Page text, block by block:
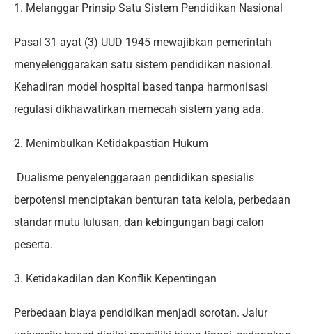
1. Melanggar Prinsip Satu Sistem Pendidikan Nasional
Pasal 31 ayat (3) UUD 1945 mewajibkan pemerintah
menyelenggarakan satu sistem pendidikan nasional.
Kehadiran model hospital based tanpa harmonisasi
regulasi dikhawatirkan memecah sistem yang ada.
2. Menimbulkan Ketidakpastian Hukum
Dualisme penyelenggaraan pendidikan spesialis
berpotensi menciptakan benturan tata kelola, perbedaan
standar mutu lulusan, dan kebingungan bagi calon
peserta.
3. Ketidakadilan dan Konflik Kepentingan
Perbedaan biaya pendidikan menjadi sorotan. Jalur